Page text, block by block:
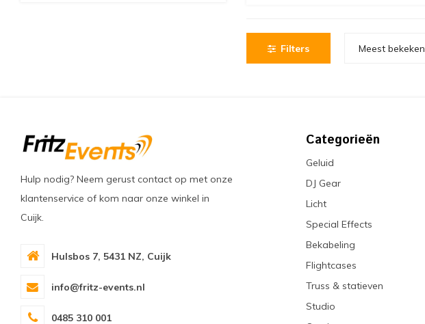
Filters Meest bekeken
Hulp nodig? Neem gerust contact op met onze
klantenservice of kom naar onze winkel in
Cuijk.
Hulsbos 7, 5431 NZ, Cuijk
info@fritz-events.nl
0485 310 001
Categorieën
Geluid
DJ Gear
Licht
Special Effects
Bekabeling
Flightcases
Truss & statieven
Studio